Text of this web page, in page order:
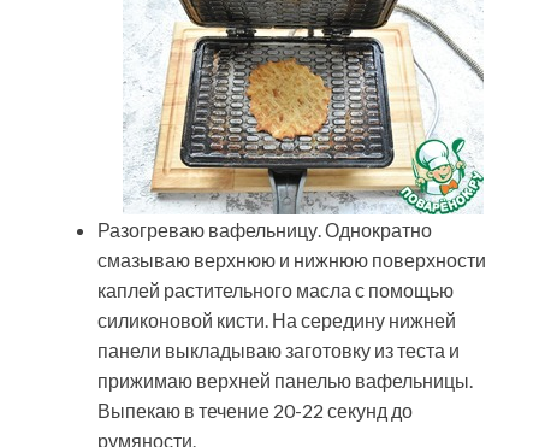
Разогреваю вафельницу. Однократно
смазываю верхнюю и нижнюю поверхности
каплей растительного масла с помощью
силиконовой кисти. На середину нижней
панели выкладываю заготовку из теста и
прижимаю верхней панелью вафельницы.
Выпекаю в течение 20-22 секунд до
румяности.